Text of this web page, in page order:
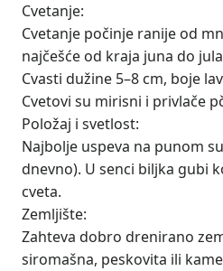
Cvetanje:
Cvetanje počinje ranije od
najčešće od kraja juna do
Cvasti dužine 5–8 cm, boje
Cvetovi su mirisni i privlače
Položaj i svetlost:
Najbolje uspeva na punom
dnevno). U senci biljka gubi
cveta.
Zemljište:
Zahteva dobro drenirano
siromašna, peskovita ili